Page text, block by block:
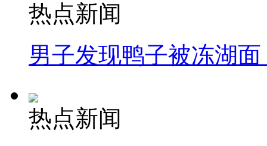
热点新闻
男子发现鸭子被冻湖
热点新闻